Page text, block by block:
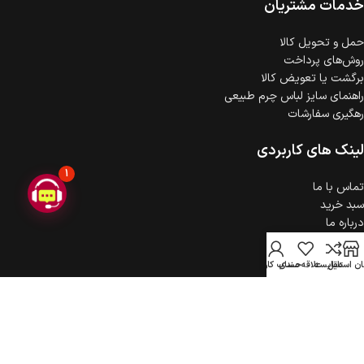
خدمات مشتریان
حمل‌ و تحویل کالا
روش‌های پرداخت
برگشت یا تعویض کالا
راهنمای سایز لباس چرم طبیعی
رهگیری سفارشات
لینک های کاربردی
تماس با ما
سبد خرید
درباره ما
حریم خصوصی
ثبت شکایت
استایلمقایسهعلاقه مندی
حساب کاربری
1